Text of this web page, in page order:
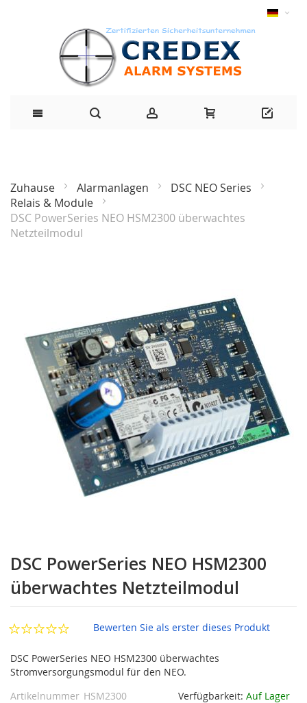
Zuhause Alarmanlagen
DSC NEO Series
Relais & Module
DSC PowerSeries NEO HSM2300 überwachtes
Netzteilmodul
Anfang
der
Bildgalerie
springen
DSC PowerSeries NEO HSM2300
überwachtes Netzteilmodul
Bewerten Sie als erster dieses Produkt
DSC PowerSeries NEO HSM2300 überwachtes
Stromversorgungsmodul für den NEO.
Verfügbarkeit: Auf Lager
Artikelnummer HSM2300